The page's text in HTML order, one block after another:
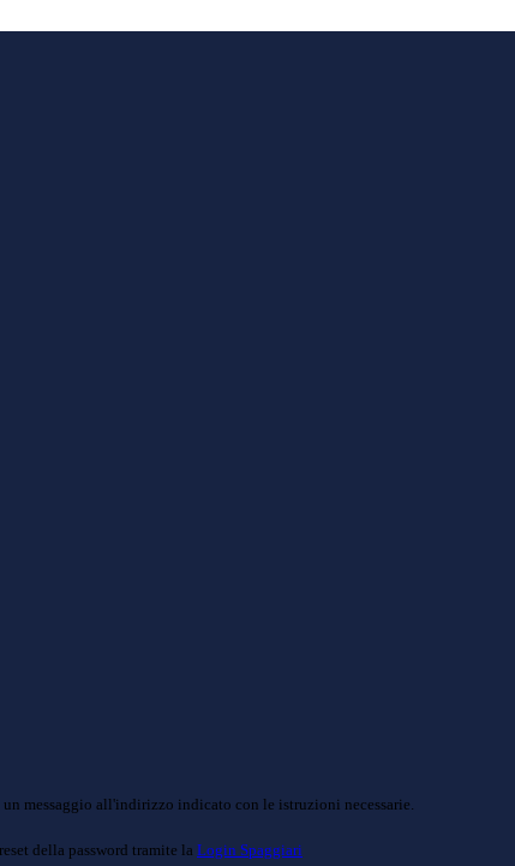
messaggio all'indirizzo indicato con le istruzioni necessarie.
della password tramite la Login Spaggiari